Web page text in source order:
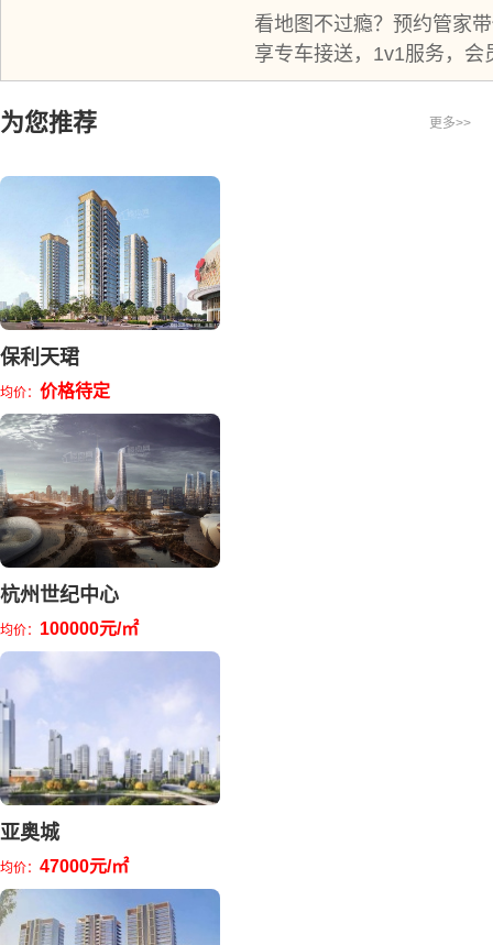
看地图不过瘾？预约管家
享专车接送，1v1服务，会
为您推荐 更多>>
保利天珺
均价： 价格待定
杭州世纪中心
均价： 100000元/㎡
亚奥城
均价： 47000元/㎡